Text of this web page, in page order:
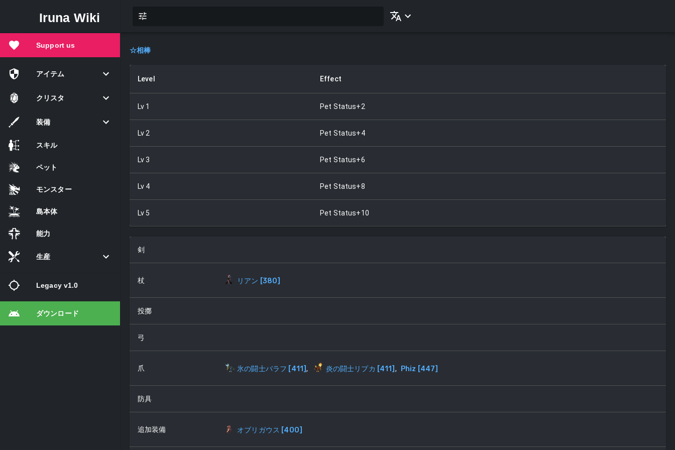
Iruna Wiki
Support us
アイテム
クリスタ
装備
スキル
ペット
モンスター
島本体
能力
生産
Legacy v1.0
ダウンロード
☆相棒
Level Effect
Lv 1 Pet Status+2
Lv 2 Pet Status+4
Lv3 Pet Status+6
Lv 4 Pet Status+8
Lv 5 Pet Status+10
剣
杖 リアン [380]
投擲
弓
爪 氷の闘士バラフ [411 ], 炎の闘士リプカ [411 ] , Phiz [447]
防具
追加装備 オブリガウス [400]